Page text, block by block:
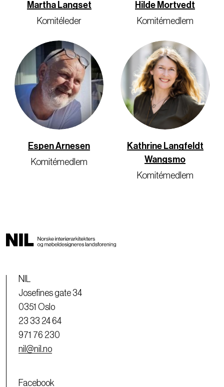
Martha Langset
Komitéleder
Hilde Mortvedt
Komitémedlem
Espen Arnesen
Komitémedlem
Kathrine Langfeldt
Wangsmo
Komitémedlem
NIL
Josefines gate 34
0351 Oslo
23 33 24 64
971 76 230
nil@nil.no
Facebook